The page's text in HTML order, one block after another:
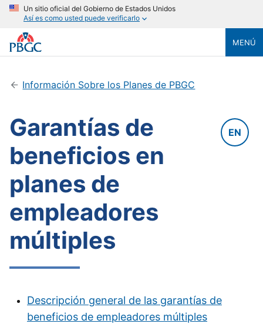
Un sitio oficial del Gobierno de Estados Unidos
Así es como usted puede verificarlo
MENÚ
Información Sobre los Planes de PBGC
Garantías de
beneficios en
planes de
empleadores
múltiples
EN
Descripción general de las garantías de
beneficios de empleadores múltiples